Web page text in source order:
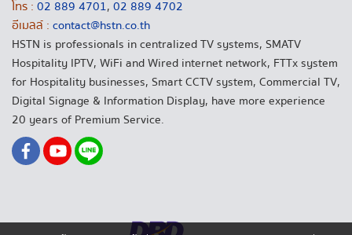
โทร : 02 889 4701, 02 889 4702
อีเมลล์ : contact@hstn.co.th
HSTN is professionals in centralized TV systems, SMATV
Hospitality IPTV, WiFi and Wired internet network, FTTx system
for Hospitality businesses, Smart CCTV system, Commercial TV,
Digital Signage & Information Display, have more experience
20 years of Premium Service.